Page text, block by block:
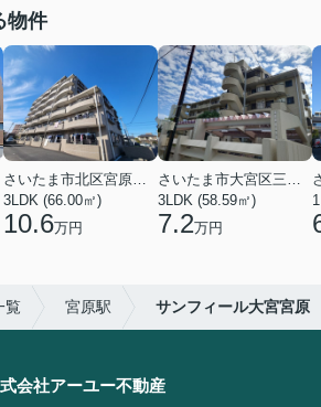
物件
3LDK (66.00㎡)
10.6万円
3LDK (58.59㎡)
7.2万円
覧 宮原駅 サンフィール大宮宮原
会社アーユー不動産